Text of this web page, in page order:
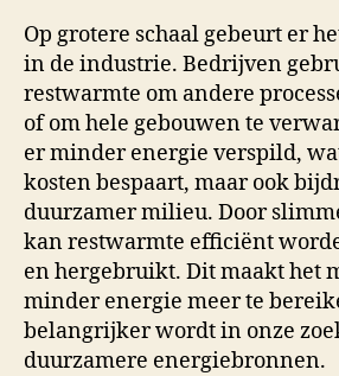
Op grotere schaal gebeurt er
in de industrie. Bedrijven
restwarmte om andere
of om hele gebouwen te
er minder energie verspild,
kosten bespaart, maar ook
duurzamer milieu. Door
kan restwarmte efficiënt
en hergebruikt. Dit maakt het
minder energie meer te
belangrijker wordt in onze
duurzamere energiebronnen.